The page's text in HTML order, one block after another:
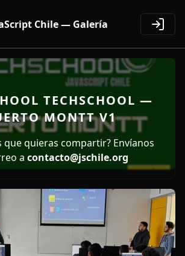
Chile — Galería
TECHSCHOOL —
MONTT V1
que quieras compartir? Envíanos
a contacto@jschile.org